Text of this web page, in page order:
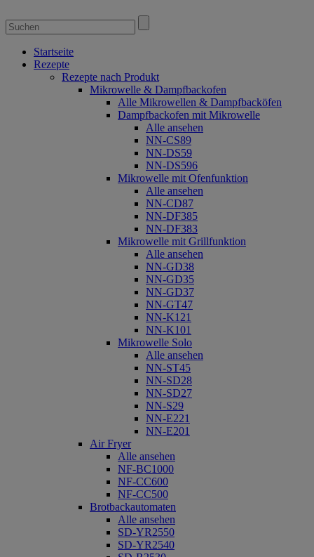
Startseite
Rezepte
Rezepte nach Produkt
Mikrowelle & Dampfbackofen
Alle Mikrowellen & Dampfbacköfen
Dampfbackofen mit Mikrowelle
Alle ansehen
NN-CS89
NN-DS59
NN-DS596
Mikrowelle mit Ofenfunktion
Alle ansehen
NN-CD87
NN-DF385
NN-DF383
Mikrowelle mit Grillfunktion
Alle ansehen
NN-GD38
NN-GD35
NN-GD37
NN-GT47
NN-K121
NN-K101
Mikrowelle Solo
Alle ansehen
NN-ST45
NN-SD28
NN-SD27
NN-S29
NN-E221
NN-E201
Air Fryer
Alle ansehen
NF-BC1000
NF-CC600
NF-CC500
Brotbackautomaten
Alle ansehen
SD-YR2550
SD-YR2540